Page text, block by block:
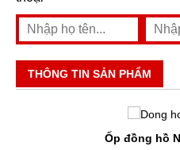
THÔNG TIN SẢN PHẨM
Ốp đồng hồ